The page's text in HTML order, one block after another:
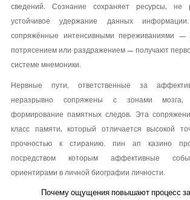
сведений. Сознание сохраняет ресурсы,
устойчивое удержание данных
сопряжённые интенсивными переживаниями —
потрясением или раздражением — получают
системе мнемоники.
Нервные пути, ответственные за
неразрывно сопряжены с зонами
формирование памятных следов. Эта
класс памяти, который отличается высокой
прочностью к стиранию. пин ап казино
посредством которым аффективные
ориентирами в личной биографии личности.
Почему ощущения повышают процесс